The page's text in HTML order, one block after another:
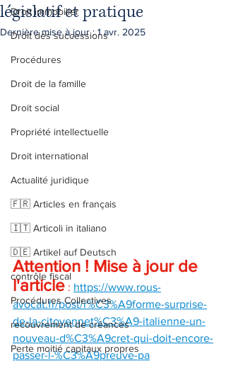
Droit immobilier
Droit des successions
Procédures
Droit de la famille
Droit social
Propriété intellectuelle
Droit international
Actualité juridique
🇫🇷 Articles en français
🇮🇹 Articoli in italiano
🇩🇪 Artikel auf Deutsch
contrôle fiscal
Procédures Collectives
recouvrement de créances
Perte moitié capitaux propres
législatif et pratique
Dernière mise à jour :1 avr. 2025
Attention ! Mise à jour de
l'article : https://www.rous-
avocat.fr/post/r%C3%A9forme-surprise-
de-la-citoyennet%C3%A9-italienne-un-
nouveau-d%C3%A9cret-qui-doit-encore-
passer-l-%C3%A9preuve-pa